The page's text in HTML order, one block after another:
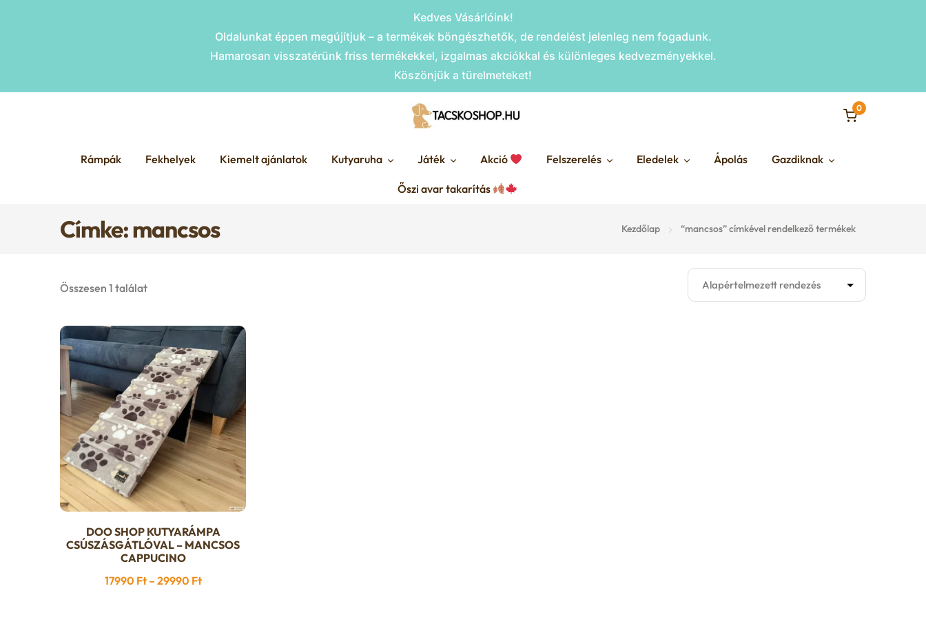
Kedves Vásárlóink!
Oldalunkat éppen megújítjuk – a termékek böngészhetők, de rendelést jelenleg nem fogadunk.
Hamarosan visszatérünk friss termékekkel, izgalmas akciókkal és különleges kedvezményekkel.
Köszönjük a türelmeteket!
navigation
content
0
Rámpák Fekhelyek Kiemelt ajánlatok Kutyaruha Játék Akció Felszerelés Eledelek Ápolás Gazdiknak
Őszi avar takarítás
Címke: mancsos Kezdőlap “mancsos” címkével rendelkező termékek
Összesen 1 találat
Ennek
a
DOO SHOP KUTYARÁMPA
CSÚSZÁSGÁTLÓVAL – MANCSOS
CAPPUCINO
17990 Ft – 29990 FtÁrtartomány: